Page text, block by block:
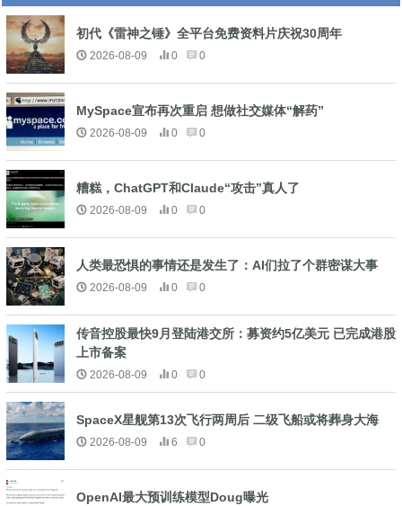
初代《雷神之锤》全平台免费资料片庆祝30周年
2026-08-09 0 0
MySpace宣布再次重启 想做社交媒体“解药”
2026-08-09 0 0
糟糕，ChatGPT和Claude“攻击”真人了
2026-08-09 0 0
人类最恐惧的事情还是发生了：AI们拉了个群密谋大事
2026-08-09 0 0
传音控股最快9月登陆港交所：募资约5亿美元 已完成港股
上市备案
2026-08-09 0 0
SpaceX星舰第13次飞行两周后 二级飞船或将葬身大海
2026-08-09 6 0
OpenAI最大预训练模型Doug曝光